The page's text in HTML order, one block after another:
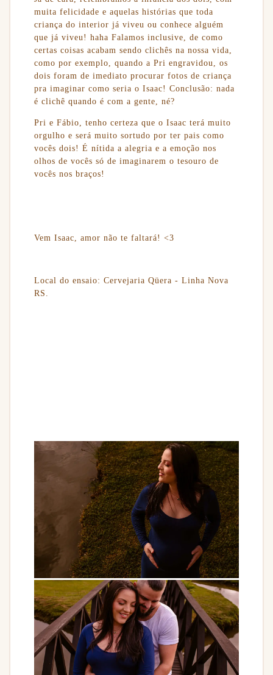
muita felicidade e aquelas histórias que toda
criança do interior já viveu ou conhece alguém
que já viveu! haha Falamos inclusive, de como
certas coisas acabam sendo clichês na nossa vida,
como por exemplo, quando a Pri engravidou, os
dois foram de imediato procurar fotos de criança
pra imaginar como seria o Isaac! Conclusão: nada
é clichê quando é com a gente, né?
Pri e Fábio, tenho certeza que o Isaac terá muito
orgulho e será muito sortudo por ter pais como
vocês dois! É nítida a alegria e a emoção nos
olhos de vocês só de imaginarem o tesouro de
vocês nos braços!
Vem Isaac, amor não te faltará! <3
Local do ensaio: Cervejaria Qüera - Linha Nova
RS.